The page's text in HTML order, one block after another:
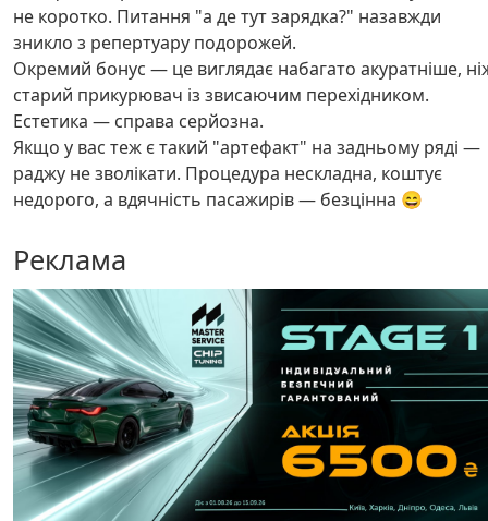
не коротко. Питання "а де тут зарядка?" назавжди
зникло з репертуару подорожей.
Окремий бонус — це виглядає набагато акуратніше,
старий прикурювач із звисаючим перехідником.
Естетика — справа серйозна.
Якщо у вас теж є такий "артефакт" на задньому ряді —
раджу не зволікати. Процедура нескладна, коштує
недорого, а вдячність пасажирів — безцінна 😄
Реклама